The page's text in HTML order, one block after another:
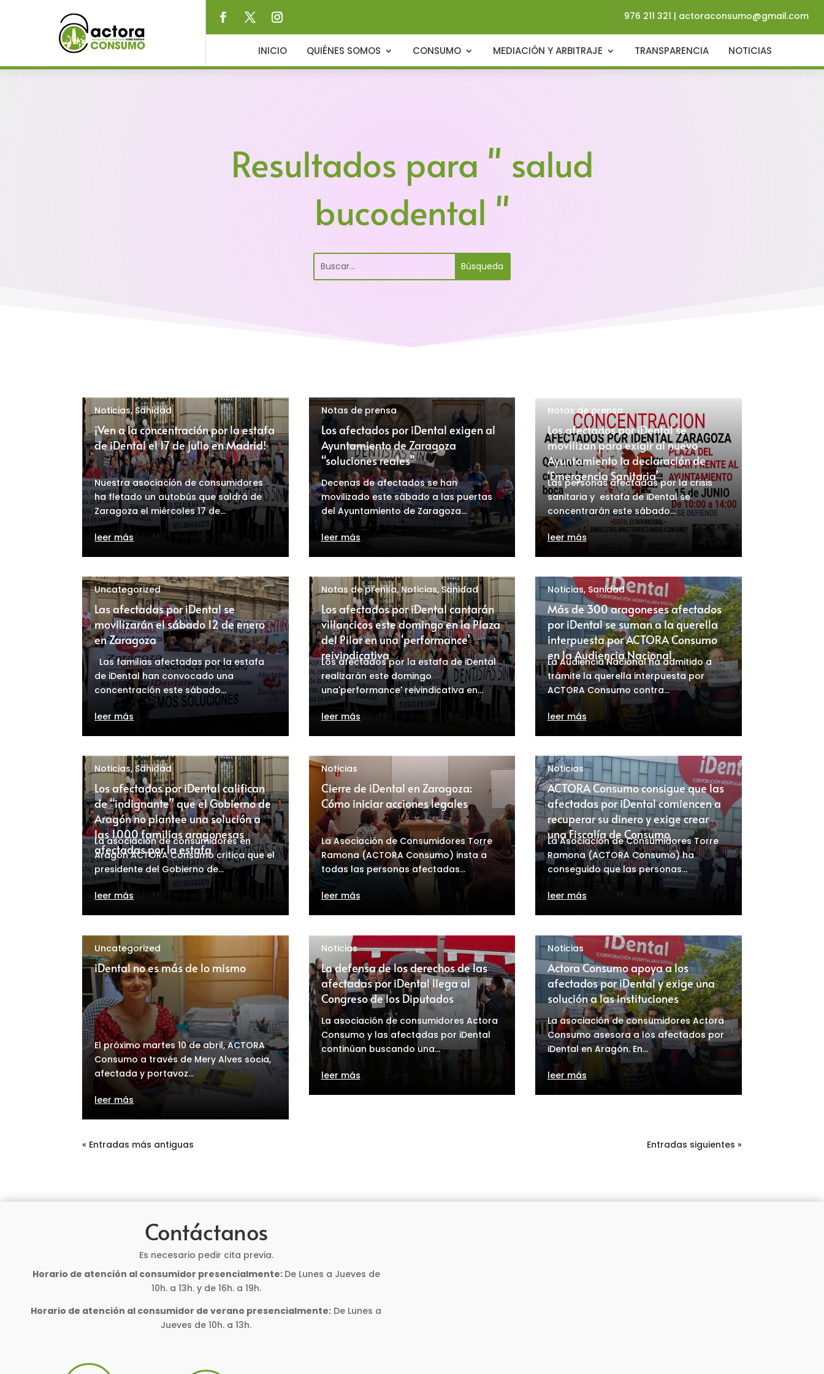
976 211 321 | actoraconsumo@gmail.com
INICIO QUIÉNES SOMOS CONSUMO MEDIACIÓN Y ARBITRAJE TRANSPARENCIA NOTICIAS
Resultados para " salud
bucodental "
¡Ven a la concentración por la estafa
de iDental el 17 de julio en Madrid!
Noticias,Sanidad
Nuestra asociación de consumidores
ha fletado un autobús que saldrá de
Zaragoza el miércoles 17 de...
leer más
Las afectadas por iDental se
movilizarán el sábado 12 de enero
en Zaragoza
Uncategorized
Las familias afectadas por la estafa
de iDental han convocado una
concentración este sábado...
leer más
Los afectados por iDental califican
de “indignante” que el Gobierno de
Aragón no plantee una solución a
las 1.000 familias aragonesas
afectadas por la estafa
Noticias,Sanidad
La asociación de consumidores en
Aragón ACTORA Consumo critica que el
presidente del Gobierno de...
leer más
iDental no es más de lo mismo
Uncategorized
El próximo martes 10 de abril, ACTORA
Consumo a través de Mery Alves socia,
afectada y portavoz...
leer más
Los afectados por iDental exigen al
Ayuntamiento de Zaragoza
“soluciones reales”
Notas de prensa
Decenas de afectados se han
movilizado este sábado a las puertas
del Ayuntamiento de Zaragoza...
leer más
Los afectados por iDental cantarán
villancicos este domingo en la Plaza
del Pilar en una ‘performance’
reivindicativa
Notas de prensa,Noticias,Sanidad
Los afectados por la estafa de iDental
realizarán este domingo
una'performance' reivindicativa en...
leer más
Cierre de iDental en Zaragoza:
Cómo iniciar acciones legales
Noticias
La Asociación de Consumidores Torre
Ramona (ACTORA Consumo) insta a
todas las personas afectadas...
leer más
La defensa de los derechos de las
afectadas por iDental llega al
Congreso de los Diputados
Noticias
La asociación de consumidores Actora
Consumo y las afectadas por iDental
continúan buscando una...
leer más
Los afectados por iDental se
movilizan para exigir al nuevo
Ayuntamiento la declaración de
‘Emergencia Sanitaria’
Notas de prensa
Las personas afectadas por la crisis
sanitaria y estafa de iDental se
concentrarán este sábado...
leer más
Más de 300 aragoneses afectados
por iDental se suman a la querella
interpuesta por ACTORA Consumo
en la Audiencia Nacional
Noticias, Sanidad
La Audiencia Nacional ha admitido a
trámite la querella interpuesta por
ACTORA Consumo contra...
leer más
ACTORA Consumo consigue que las
afectadas por iDental comiencen a
recuperar su dinero y exige crear
una Fiscalía de Consumo
Noticias
La Asociación de Consumidores Torre
Ramona (ACTORA Consumo) ha
conseguido que las personas...
leer más
Actora Consumo apoya a los
afectados por iDental y exige una
solución a las instituciones
Noticias
La asociación de consumidores Actora
Consumo asesora a los afectados por
iDental en Aragón. En...
leer más
« Entradas más antiguas Entradas siguientes »
Contáctanos
Es necesario pedir cita previa.
Horario de atención al consumidor presencialmente: De Lunes a Jueves de
10h. a 13h. y de 16h. a 19h.
Horario de atención al consumidor de verano presencialmente: De Lunes a
Jueves de 10h. a 13h.